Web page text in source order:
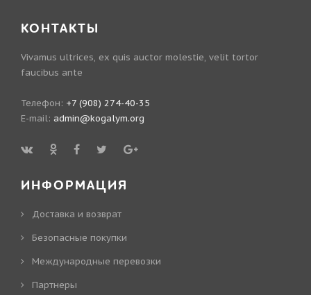
КОНТАКТЫ
Vivamus ultrices, ex quis auctor molestie, velit tortor
faucibus ante
Телефон: +7 (908) 274-40-35
E-mail: admin@kogalym.org
ИНФОРМАЦИЯ
Доставка и возврат
Безопасные покупки
Международные перевозки
Партнеры